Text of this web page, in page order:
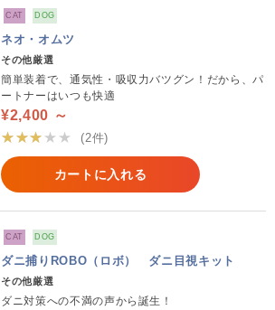
CAT DOG
ネオ・オムツ
その他厳選
簡単装着で、通気性・吸収力バツグン！だから、パ
ートナーはいつも快適
¥2,400 ～
★★★★★
(2件)
カートに入れる
CAT DOG
ダニ捕りROBO（ロボ） ダニ目視キット
その他厳選
ダニ対策への不満の声から誕生！